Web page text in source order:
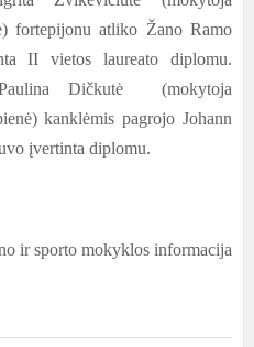
fortepijonu atliko Žano Ramo
II vietos laureato diplomu.
Dičkutė (mokytoja
kanklėmis pagrojo Johann
įvertinta diplomu.
ir sporto mokyklos informacija